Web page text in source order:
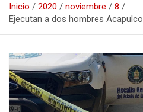
Inicio 2020 noviembre
8
Ejecutan a dos hombres Acapulco